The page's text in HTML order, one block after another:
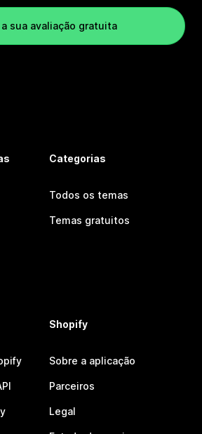
sua avaliação gratuita
Categorias
Todos os temas
Temas gratuitos
Shopify
Sobre a aplicação
Parceiros
Legal